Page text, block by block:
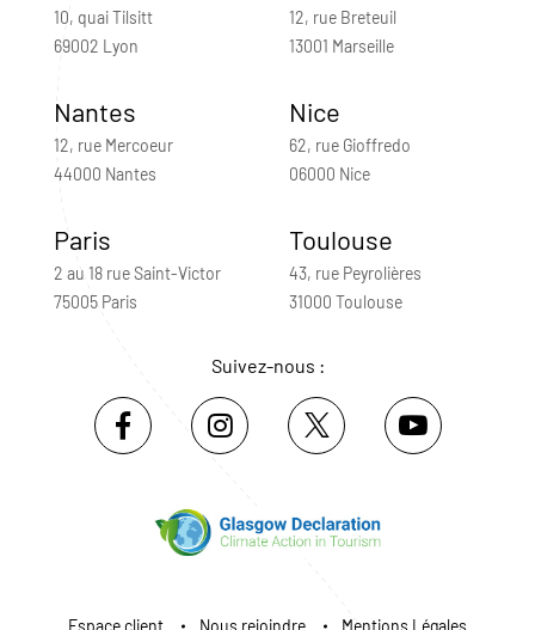
10, quai Tilsitt
69002 Lyon
12, rue Breteuil
13001 Marseille
Nantes
12, rue Mercoeur
44000 Nantes
Nice
62, rue Gioffredo
06000 Nice
Paris
2 au 18 rue Saint-Victor
75005 Paris
Toulouse
43, rue Peyrolières
31000 Toulouse
Suivez-nous :
Espace client Nous rejoindre Mentions Légales